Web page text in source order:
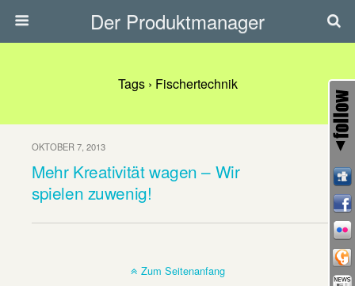
Der Produktmanager
Tags › Fischertechnik
OKTOBER 7, 2013
Mehr Kreativität wagen – Wir
spielen zuwenig!
Zum Seitenanfang